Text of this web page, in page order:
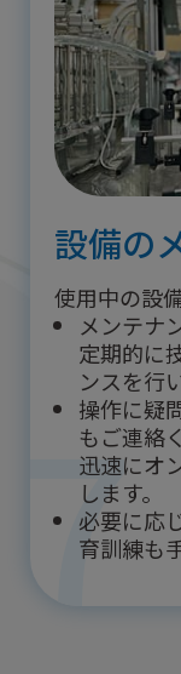
7
設備の
使用中の設
メンテナ
定期的に
ンスを行
操作に疑
もご連絡
迅速にオ
します。
必要に応
育訓練も